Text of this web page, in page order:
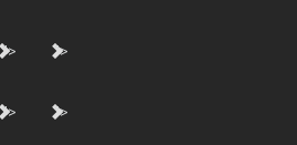
"> ">
"> ">